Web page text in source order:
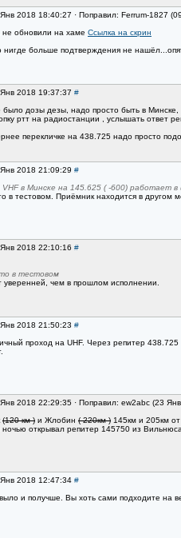
2018 18:40:27 · Поправил: Ferrum-1827
обновили на хаме Ссылка на скрин
нигде больше подтверждения не
2018 19:37:37 #
дозы дезы, надо просто быть в
ртт на радиостанции , услышать ответ
перекличке на 438.725 надо просто
2018 21:09:29 #
в Минске на 145.625 ( -600) работает
в тестовом. Приёмник находится в другом
2018 22:10:16 #
в тестовом
уверенней, чем в прошлом исполнении.
2018 21:50:23 #
проход на UHF. Через репитер
2018 22:29:35 · Поправил: ew2abc (23
(120 км ) и Жлобин ( 220км ) 145км и 205км
открывал репитер 145750 из
2018 12:47:34 #
и получше. Вы хоть сами подходите на